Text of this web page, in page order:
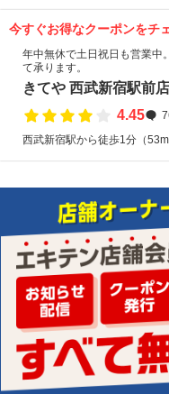
今すぐお得なクーポンをチ
年中無休で土日祝日も営業中
て承ります。
きてや 西武新宿駅前店
4.45
西武新宿駅から徒歩1分（